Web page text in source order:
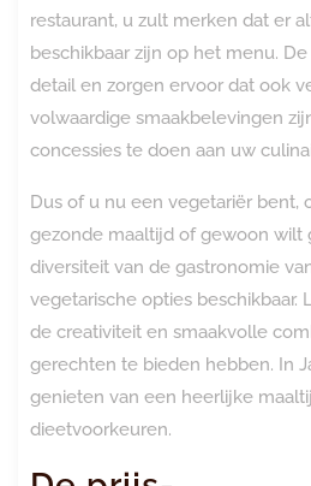
restaurant, u zult merken dat er
beschikbaar zijn op het menu.
detail en zorgen ervoor dat ook
volwaardige smaakbelevingen
concessies te doen aan uw
Dus of u nu een vegetariër bent,
gezonde maaltijd of gewoon wilt
diversiteit van de gastronomie
vegetarische opties beschikbaar.
de creativiteit en smaakvolle
gerechten te bieden hebben. In
genieten van een heerlijke
dieetvoorkeuren.